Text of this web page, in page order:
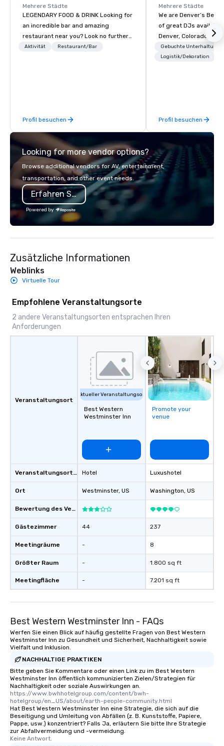
Mehrere Städte
LEGENDARY FOOD & DRINK Looking for
an incredible bar and amazing
restaurant near you? Look no further
than Dave & Buster's. We have
Aktivität Restaurant/Bar
Profil besuchen
Mehrere Städte
We are Denver’s Best
of great DJs available
Denver, Colorado and
world. We can rock
from nightclubs and
Gebuchte Unterhaltung
Logistik/Dekoration
Profil besuchen
Looking for more vendor options?
Browse additional vendors for AV, entertainment,
transportation, and other event needs.
Erfahren Sie mehr
Powered by
Zusätzliche Informationen
Weblinks
Virtuelle Tour
Empfohlene Veranstaltungsorte
2 andere Veranstaltungsorten entsprachen Ihren
Anforderungen
Veranstaltungsort
Veranstaltungsortstyp
Ort
Bewertung des Veranstaltungsortes
Gästezimmer
Meetingräume
Größter Raum
Meetingfläche
Aktueller Veranstaltungsort
Best Western
Westminster Inn
Hotel
Westminster, US
44
-
-
-
Promote your
venue
Luxushotel
Washington, US
237
8
1.800 sq ft
7.201 sq ft
Best Western Westminster Inn - FAQs
Werfen Sie einen Blick auf häufig gestellte Fragen von Best Western
Westminster Inn zu Gesundheit und Sicherheit, Nachhaltigkeit sowie
Vielfalt und Inklusion.
NACHHALTIGE PRAKTIKEN
Bitte geben Sie Kommentare oder einen Link zu im Best Western
Westminster Inn öffentlich kommunizierten Zielen/Strategien für
Nachhaltigkeit oder soziale Auswirkungen an.
https://www.bwhhotelgroup.com/content/bwh-
hotelgroup/en_US/about/earth-people-community.html
Hat Best Western Westminster Inn eine Strategie, die sich auf die
Beseitigung und Umleitung von Abfällen (z. B. Kunststoffe, Papiere,
Pappe, usw.) konzentriert? Falls Ja, erläutern Sie bitte Ihre Strategie
zur Abfallvermeidung und -vermeidung.
Keine Antwort.